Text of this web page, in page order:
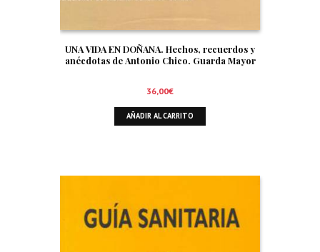
UNA VIDA EN DOÑANA. Hechos, recuerdos y
anécdotas de Antonio Chico. Guarda Mayor
36,00€
AÑADIR AL CARRITO